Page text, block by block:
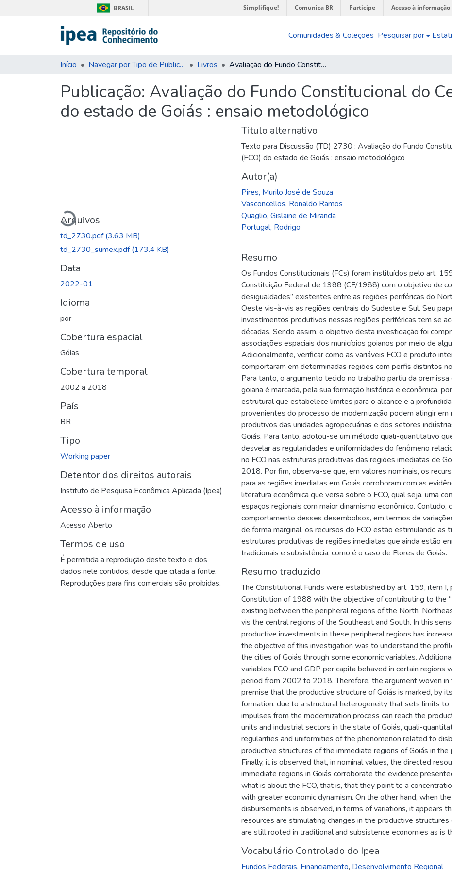
BRASIL Simplifique! Comunica BR Participe Acesso à informação
Comunidades & Coleções Pesquisar por
Início Navegar por Tipo de Publicação Livros Avaliação do Fundo Constitucional do Centro-Oeste (FCO) do estado de Goiás : ensaio metodológico
Publicação: Avaliação do Fundo Constitucional do
do estado de Goiás : ensaio metodológico
Carregando...
Arquivos
td_2730.pdf(3.63 MB)
td_2730_sumex.pdf(173.4 KB)
Data
2022-01
Idioma
por
Cobertura espacial
Góias
Cobertura temporal
2002 a 2018
País
BR
Tipo
Working paper
Detentor dos direitos autorais
Instituto de Pesquisa Econômica Aplicada (Ipea)
Acesso à informação
Acesso Aberto
Termos de uso
É permitida a reprodução deste texto e dos
dados nele contidos, desde que citada a fonte.
Reproduções para fins comerciais são proibidas.
Titulo alternativo
Texto para Discussão (TD) 2730 : Avaliação do Fundo
(FCO) do estado de Goiás : ensaio metodológico
Autor(a)
Pires, Murilo José de Souza
Vasconcellos, Ronaldo Ramos
Quaglio, Gislaine de Miranda
Portugal, Rodrigo
Resumo
Os Fundos Constitucionais (FCs) foram instituídos pelo art.
Constituição Federal de 1988 (CF/1988) com o objetivo de
desigualdades” existentes entre as regiões periféricas do
Oeste vis-à-vis as regiões centrais do Sudeste e Sul. Seu
investimentos produtivos nessas regiões periféricas tem se
décadas. Sendo assim, o objetivo desta investigação foi
associações espaciais dos municípios goianos por meio de
Adicionalmente, verificar como as variáveis FCO e produto
comportaram em determinadas regiões com perfis distintos
Para tanto, o argumento tecido no trabalho partiu da
goiana é marcada, pela sua formação histórica e econômica,
estrutural que estabelece limites para o alcance e a
provenientes do processo de modernização podem atingir em
produtivos das unidades agropecuárias e dos setores
Goiás. Para tanto, adotou-se um método quali-quantitativo
desvelar as regularidades e uniformidades do fenômeno
no FCO nas estruturas produtivas das regiões imediatas de
2018. Por fim, observa-se que, em valores nominais, os
para as regiões imediatas em Goiás corroboram com as
literatura econômica que versa sobre o FCO, qual seja, uma
espaços regionais com maior dinamismo econômico. Contudo,
comportamento desses desembolsos, em termos de
de forma marginal, os recursos do FCO estão estimulando as
estruturas produtivas de regiões imediatas que ainda estão
tradicionais e subsistência, como é o caso de Flores de Goiás.
Resumo traduzido
The Constitutional Funds were established by art. 159, item I,
Constitution of 1988 with the objective of contributing to the
existing between the peripheral regions of the North,
vis the central regions of the Southeast and South. In this
productive investments in these peripheral regions has
the objective of this investigation was to understand the
the cities of Goiás through some economic variables.
variables FCO and GDP per capita behaved in certain
period from 2002 to 2018. Therefore, the argument woven
premise that the productive structure of Goiás is marked, by
formation, due to a structural heterogeneity that sets limits to
impulses from the modernization process can reach the
units and industrial sectors in the state of Goiás, quali-
regularities and uniformities of the phenomenon related to
productive structures of the immediate regions of Goiás in
Finally, it is observed that, in nominal values, the directed
immediate regions in Goiás corroborate the evidence
what is about the FCO, that is, that they point to a
with greater economic dynamism. On the other hand, when
disbursements is observed, in terms of variations, it appears
resources are stimulating changes in the productive
are still rooted in traditional and subsistence economies as is
Vocabulário Controlado do Ipea
Fundos Federais, Financiamento, Desenvolvimento Regional